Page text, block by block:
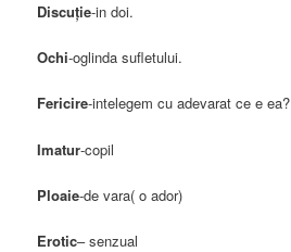
Discuţie-in doi.
Ochi-oglinda sufletului.
Fericire-intelegem cu adevarat ce e ea?
Imatur-copil
Ploaie-de vara( o ador)
Erotic– senzual